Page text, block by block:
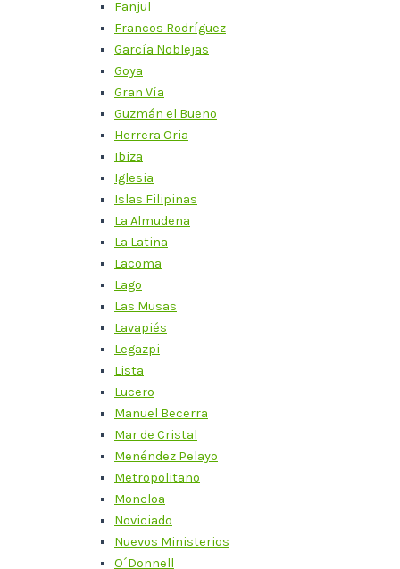
Fanjul
Francos Rodríguez
García Noblejas
Goya
Gran Vía
Guzmán el Bueno
Herrera Oria
Ibiza
Iglesia
Islas Filipinas
La Almudena
La Latina
Lacoma
Lago
Las Musas
Lavapiés
Legazpi
Lista
Lucero
Manuel Becerra
Mar de Cristal
Menéndez Pelayo
Metropolitano
Moncloa
Noviciado
Nuevos Ministerios
O´Donnell